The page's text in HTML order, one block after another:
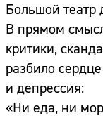
Большой театр
В прямом
критики,
разбило
и депрессия:
«Ни еда, ни